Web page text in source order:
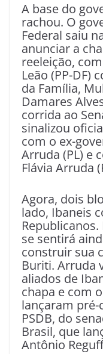
A base do
rachou. O
Federal saiu
anunciar a
reeleição,
Leão (PP-DF)
da Família,
Damares
corrida ao
sinalizou
com o ex-
Arruda (PL) e
Flávia Arruda
Agora, dois
lado, Ibaneis
se sentirá
construir sua
Buriti. Arruda
aliados de
chapa e com
lançaram
PSDB, do
Brasil, que
Antônio